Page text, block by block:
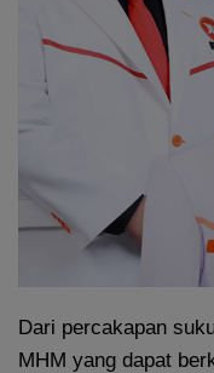
Dari percakapan
MHM yang dapat